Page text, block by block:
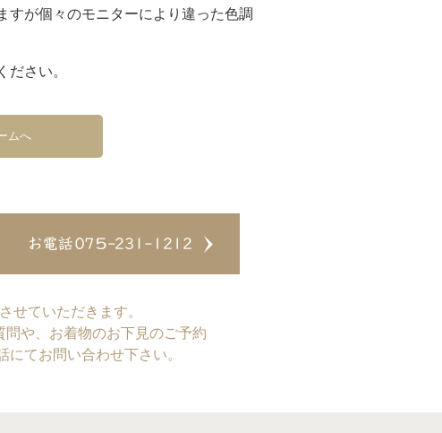
すが個々のモニターにより違った色調
ださい。
ムへ
せていただきます。
や、お着物のお下見のご予約
にてお問い合わせ下さい。